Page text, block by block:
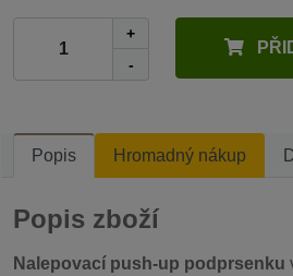
+
-
Popis Hromadný nákup
Popis zboží
Nalepovací push-up podprsenku